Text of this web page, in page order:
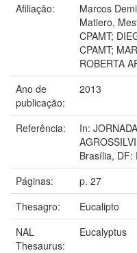
Afiliação:
Marcos
Matiero,
CPAMT;
CPAMT;
ROBERTA
Ano de
publicação:
2013
Referência:
In:
Brasília, DF:
Páginas:
p. 27
Thesagro:
Eucalipto
NAL
Thesaurus:
Eucalyptus